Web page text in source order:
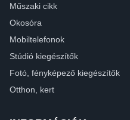
Műszaki cikk
Okosóra
Mobiltelefonok
Stúdió kiegészítők
Fotó, fényképező kiegészítők
Otthon, kert